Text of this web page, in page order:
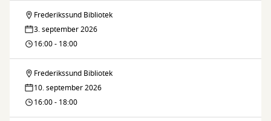
giganterne
fra
tech-
giganterne
IT-
café:
fra
tech-
Frederikssund Bibliotek
3. september 2026
16:00 - 18:00
IT-
café:
Frederikssund Bibliotek
10. september 2026
16:00 - 18:00